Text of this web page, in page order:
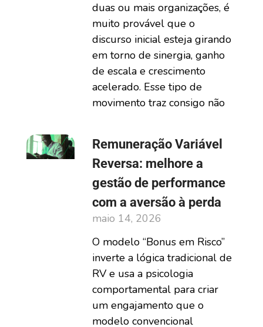
duas ou mais organizações, é
muito provável que o
discurso inicial esteja girando
em torno de sinergia, ganho
de escala e crescimento
acelerado. Esse tipo de
movimento traz consigo não
Remuneração Variável
Reversa: melhore a
gestão de performance
com a aversão à perda
maio 14, 2026
O modelo “Bonus em Risco”
inverte a lógica tradicional de
RV e usa a psicologia
comportamental para criar
um engajamento que o
modelo convencional